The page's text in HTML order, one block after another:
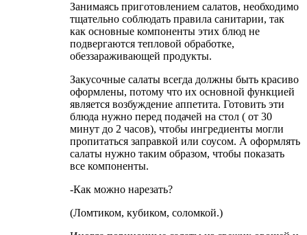
Занимаясь приготовлением салатов, необходимо
тщательно соблюдать правила санитарии, так
как основные компоненты этих блюд не
подвергаются тепловой обработке,
обеззараживающей продукты.
Закусочные салаты всегда должны быть красиво
оформлены, потому что их основной функцией
является возбуждение аппетита. Готовить эти
блюда нужно перед подачей на стол ( от 30
минут до 2 часов), чтобы ингредиенты могли
пропитаться заправкой или соусом. А оформлять
салаты нужно таким образом, чтобы показать
все компоненты.
-Как можно нарезать?
(Ломтиком, кубиком, соломкой.)